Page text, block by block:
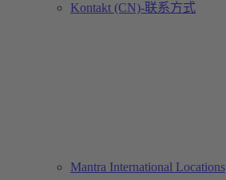
Kontakt (CN)-联系方式
Mantra International Locations